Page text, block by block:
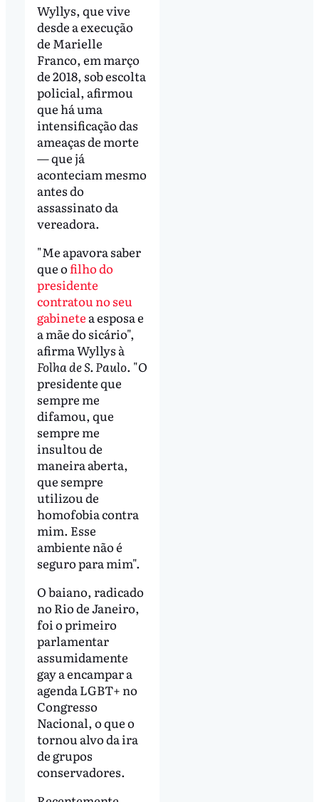
Wyllys, que vive
desde a execução
de Marielle
Franco, em março
de 2018, sob escolta
policial, afirmou
que há uma
intensificação das
ameaças de morte
— que já
aconteciam mesmo
antes do
assassinato da
vereadora.
"Me apavora saber
que o filho do
presidente
contratou no seu
gabinete a esposa e
a mãe do sicário",
afirma Wyllys à
Folha de S. Paulo. "O
presidente que
sempre me
difamou, que
sempre me
insultou de
maneira aberta,
que sempre
utilizou de
homofobia contra
mim. Esse
ambiente não é
seguro para mim".
O baiano, radicado
no Rio de Janeiro,
foi o primeiro
parlamentar
assumidamente
gay a encampar a
agenda LGBT+ no
Congresso
Nacional, o que o
tornou alvo da ira
de grupos
conservadores.